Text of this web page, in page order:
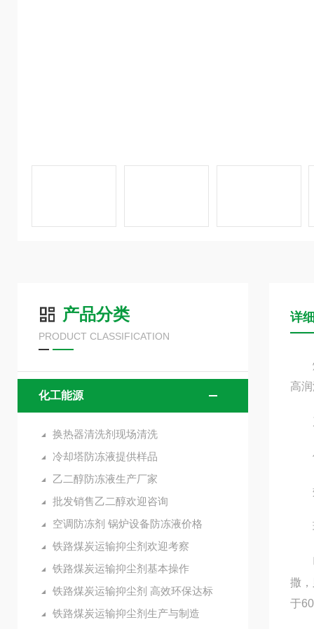
产品分类
PRODUCT CLASSIFICATION
化工能源
换热器清洗剂现场清洗
冷却塔防冻液提供样品
乙二醇防冻液生产厂家
批发销售乙二醇欢迎咨询
空调防冻剂 锅炉设备防冻液价格
铁路煤炭运输抑尘剂欢迎考察
铁路煤炭运输抑尘剂基本操作
铁路煤炭运输抑尘剂 高效环保达标
铁路煤炭运输抑尘剂生产与制造
详
煤
高
产
使
效
环
撒
于